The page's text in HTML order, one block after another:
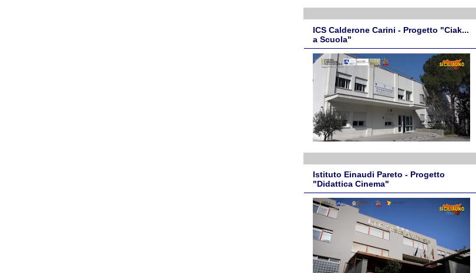
ICS Calderone Carini - Progetto "Ciak...
a Scuola"
Istituto Einaudi Pareto - Progetto
"Didattica Cinema"